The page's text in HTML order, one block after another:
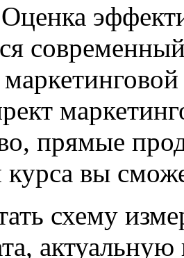
прямые
курса вы
схему